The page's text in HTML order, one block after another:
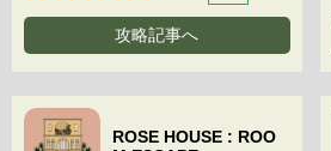
攻略記事へ
ROSE HOUSE : ROO